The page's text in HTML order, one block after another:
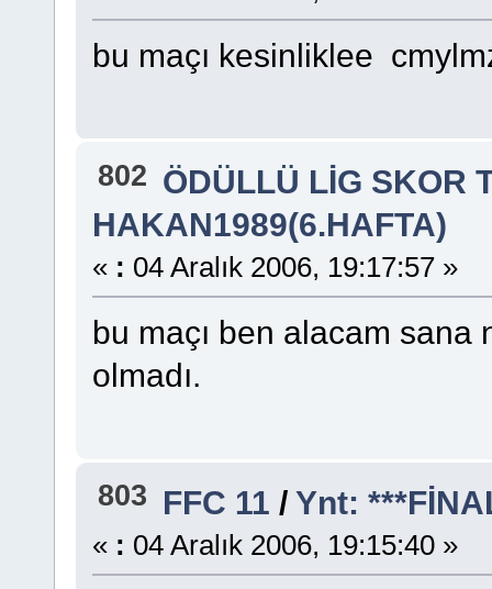
bu maçı kesinliklee
802 ÖDÜLLÜ LİG SKOR
HAKAN1989(6.HAFTA)
« : 04 Aralık 2006, 19:17:57 »
bu maçı ben alacam sana
olmadı.
803 FFC 11/Ynt:
« : 04 Aralık 2006, 19:15:40 »